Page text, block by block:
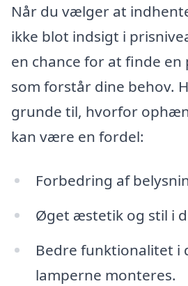
Når du vælger at
ikke blot indsigt i
en chance for at finde en
som forstår dine behov.
grunde til, hvorfor
kan være en fordel:
Forbedring af
Øget æstetik og stil i
Bedre funktionalitet i
lamperne monteres.